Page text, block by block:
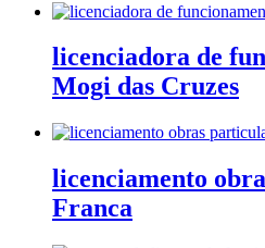
licenciadora de
Mogi das Cruzes
licenciamento
Franca